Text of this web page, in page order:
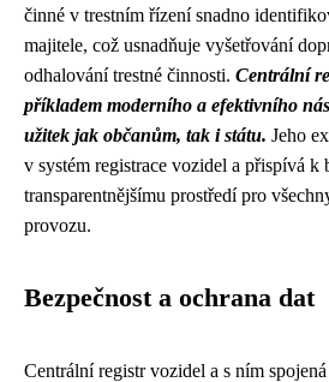
činné v trestním řízení snadno
majitele, což usnadňuje vyšetřování
odhalování trestné činnosti. Centrální
příkladem moderního a efektivního
užitek jak občanům, tak i státu. Jeho
v systém registrace vozidel a přispívá k
transparentnějšímu prostředí pro
provozu.
Bezpečnost a ochrana dat
Centrální registr vozidel a s ním